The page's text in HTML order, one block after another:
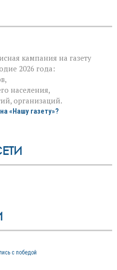
кампания на газету
2026 года:
населения,
организаций.
«Нашу газету»?
с победой